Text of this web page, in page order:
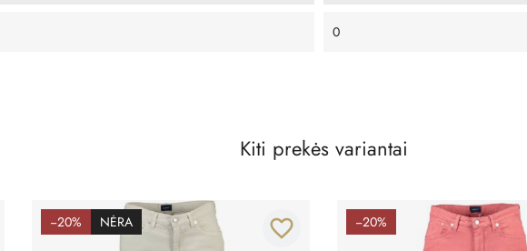
0
Kiti prekės variantai
−20% NĖRA favorite_border −20%